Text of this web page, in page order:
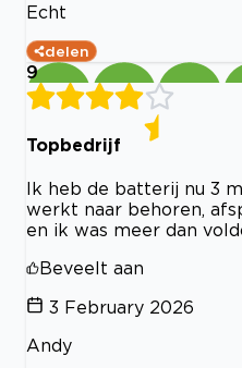
Echt
delen
9
Topbedrijf
Ik heb de batterij nu 3
werkt naar behoren,
en ik was meer dan
Beveelt aan
3 February 2026
Andy